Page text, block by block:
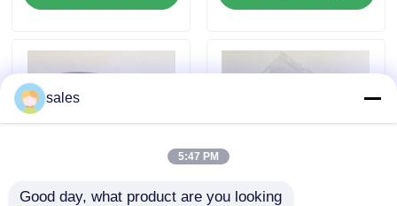
인용 을 요청 하십시오
환자 모니터 모듈
sales
5:47 PM
Good day, what product are you looking